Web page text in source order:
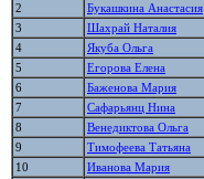
2
Букашкина Анастасия
3
Шахрай Наталия
4
Якуба Ольга
5
Егорова Елена
6
Баженова Мария
7
Сафарьянц Нина
8
Венедиктова Ольга
9
Тимофеева Татьяна
10
Иванова Мария